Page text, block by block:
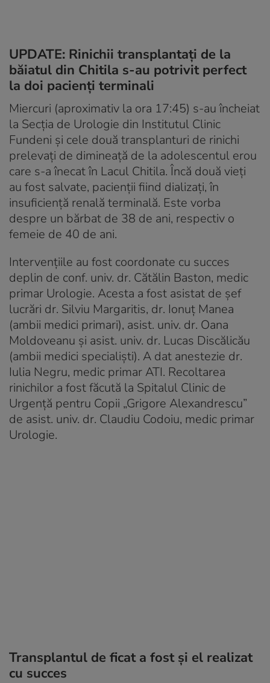
UPDATE: Rinichii transplantați de la
băiatul din Chitila s-au potrivit perfect
la doi pacienți terminali
Miercuri (aproximativ la ora 17:45) s-au încheiat
la Secția de Urologie din Institutul Clinic
Fundeni și cele două transplanturi de rinichi
prelevați de dimineață de la adolescentul erou
care s-a înecat în Lacul Chitila. Încă două vieți
au fost salvate, pacienții fiind dializați, în
insuficiență renală terminală. Este vorba
despre un bărbat de 38 de ani, respectiv o
femeie de 40 de ani.
Intervențiile au fost coordonate cu succes
deplin de conf. univ. dr. Cătălin Baston, medic
primar Urologie. Acesta a fost asistat de șef
lucrări dr. Silviu Margaritis, dr. Ionuț Manea
(ambii medici primari), asist. univ. dr. Oana
Moldoveanu și asist. univ. dr. Lucas Discălicău
(ambii medici specialiști). A dat anestezie dr.
Iulia Negru, medic primar ATI. Recoltarea
rinichilor a fost făcută la Spitalul Clinic de
Urgență pentru Copii „Grigore Alexandrescu”
de asist. univ. dr. Claudiu Codoiu, medic primar
Urologie.
Transplantul de ficat a fost și el realizat
cu succes